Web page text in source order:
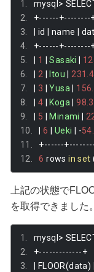
mysql >
+------+--------
id name
+------+--------
1 Sasaki
2 Itou
3 Yusa
4 Koga
5 Minami
6 Ueki -
+------
6 rows in set
上記の状態で
を取得できました。
mysql >
+-------------+
FLOOR(data)